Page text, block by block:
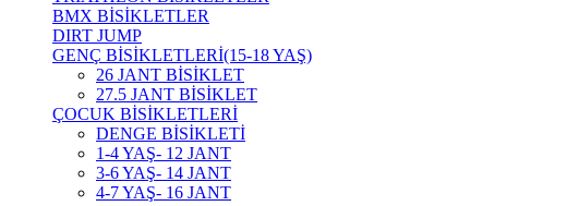
BMX BİSİKLETLER
DIRT JUMP
GENÇ BİSİKLETLERİ(15-18 YAŞ)
26 JANT BİSİKLET
27.5 JANT BİSİKLET
ÇOCUK BİSİKLETLERİ
DENGE BİSİKLETİ
1-4 YAŞ- 12 JANT
3-6 YAŞ- 14 JANT
4-7 YAŞ- 16 JANT